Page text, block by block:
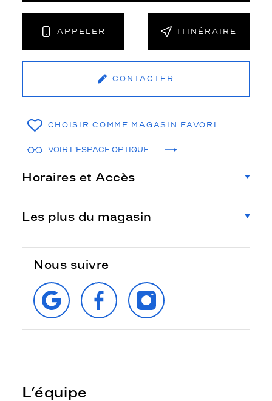
APPELER ITINÉRAIRE
CONTACTER
CHOISIR COMME MAGASIN FAVORI
VOIR L'ESPACE OPTIQUE
Horaires et Accès
Les plus du magasin
Nous suivre
RETROUVEZ‑NOUS
SUR
GOOGLE
SUIVEZ‑NOUS
SUR
FACEBOOK
SUIVEZ‑NOUS
SUR
INSTAGRAM
L’équipe